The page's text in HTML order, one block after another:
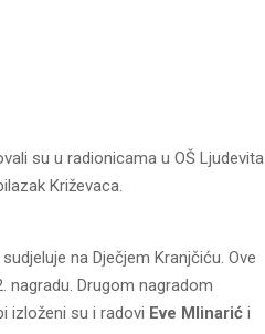
su u radionicama u OŠ Ljudevita
Križevaca.
na Dječjem Kranjčiću. Ove
nagradu. Drugom nagradom
izloženi su i radovi Eve Mlinarić i